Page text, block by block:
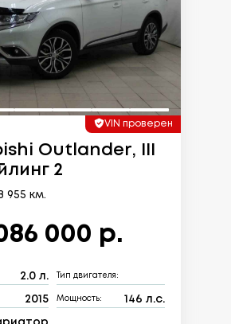
VIN проверен
Outlander, III
2
955 км.
000 р.
2.0 л. Тип двигателя:
2015 Мощность: 146 л.с.